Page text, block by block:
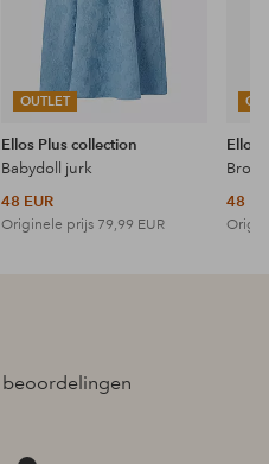
OUTLET
Ellos Plus collection
Babydoll jurk
48 EUR
Originele prijs 79,99 EUR
Ellos
48
beoordelingen